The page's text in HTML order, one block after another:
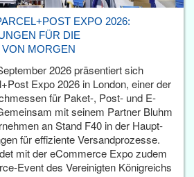
EXPO 2026:
FÜR DIE
MORGEN
2026 präsentiert sich
Expo 2026 in London, einer der
für Paket-, Post- und E-
mit seinem Partner Bluhm
an Stand F40 in der Haupt­
für effiziente Versandprozesse.
mit der eCommerce Expo zudem
Event des Vereinigten Königreichs